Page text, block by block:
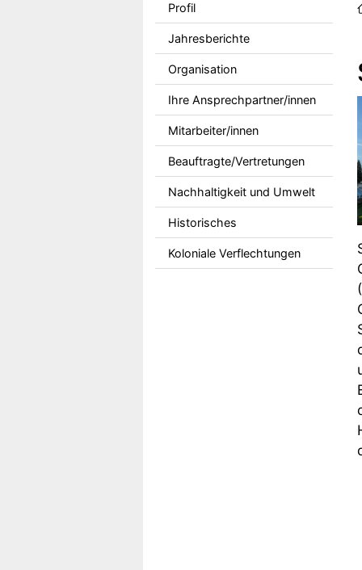
Profil
Jahresberichte
Organisation
Ihre Ansprechpartner/innen
Mitarbeiter/innen
Beauftragte/Vertretungen
Nachhaltigkeit und Umwelt
Historisches
Koloniale Verflechtungen